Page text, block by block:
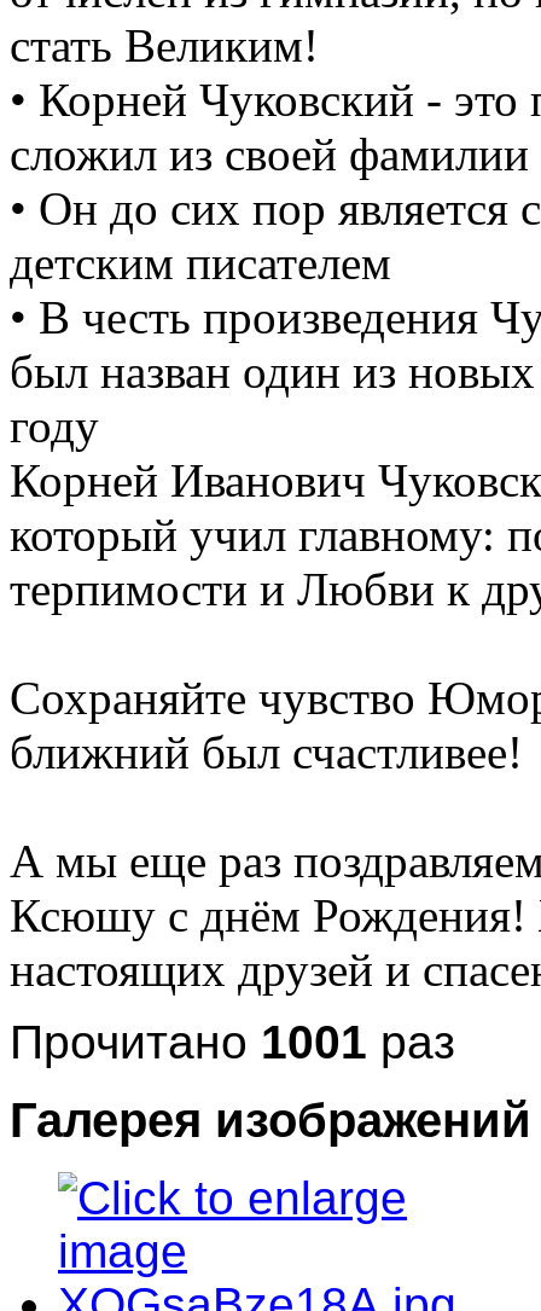
стать Великим!
• Корней Чуковский - это
сложил из своей
• Он до сих пор
детским писателем
• В честь произведения
был назван один из
году
Корней Иванович
который учил главному:
терпимости и Любви к
Сохраняйте чувство
ближний был счастливее!
А мы еще раз
Ксюшу с днём Рождения!
настоящих друзей и
Прочитано 1001 раз
Галерея изображений